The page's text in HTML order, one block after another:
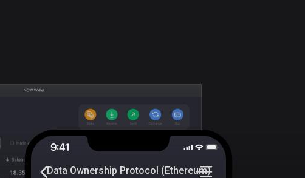
Data Ownership Protocol (Ethereum)